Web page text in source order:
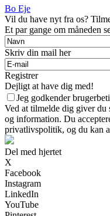
Bo Eje
Vil du have nyt fra os?
Et par gange om måneden
Skriv din mail her
Registrer
Dejligt at have dig med!
Jeg godkender
Ved at tilmelde dig giver du
og information. Du
privatlivspolitik, og du kan
Del med hjertet
X
Facebook
Instagram
LinkedIn
YouTube